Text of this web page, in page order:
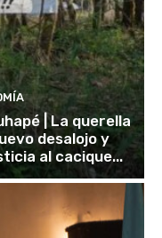
| La querella
desalojo y
al cacique...